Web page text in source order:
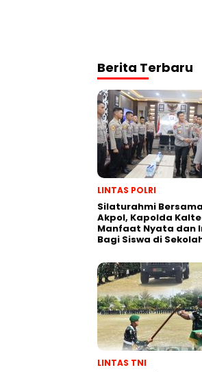
Berita Terbaru
LINTAS POLRI
Silaturahmi
Akpol, Kapolda
Manfaat Nyata dan
Bagi Siswa di
LINTAS TNI